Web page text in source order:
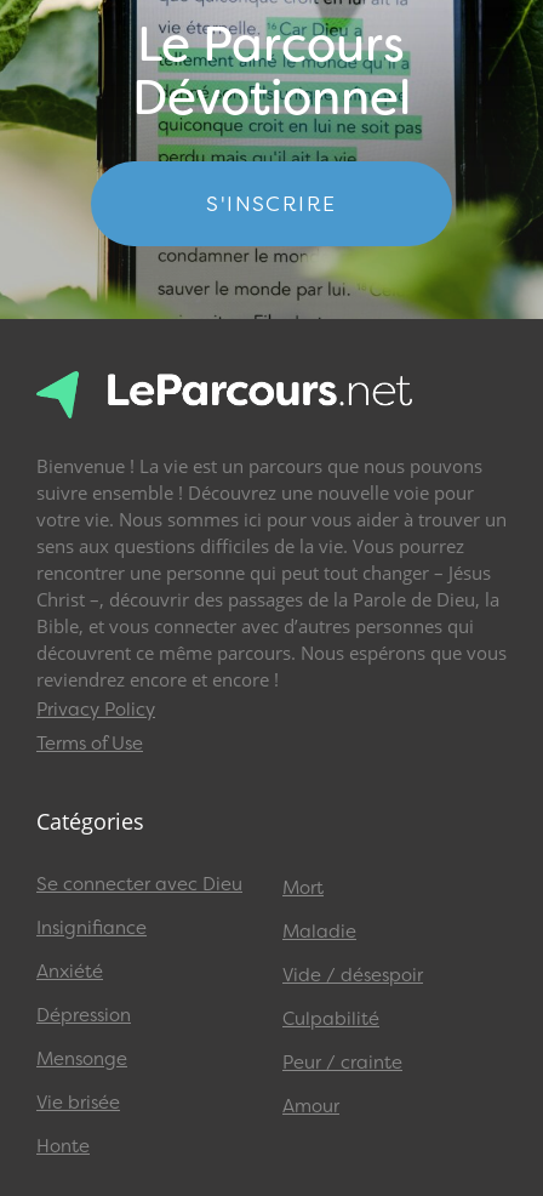
Le Parcours
Dévotionnel
S'INSCRIRE
Bienvenue ! La vie est un parcours que nous pouvons
suivre ensemble ! Découvrez une nouvelle voie pour
votre vie. Nous sommes ici pour vous aider à trouver un
sens aux questions difficiles de la vie. Vous pourrez
rencontrer une personne qui peut tout changer – Jésus
Christ –, découvrir des passages de la Parole de Dieu, la
Bible, et vous connecter avec d’autres personnes qui
découvrent ce même parcours. Nous espérons que vous
reviendrez encore et encore !
Privacy Policy
Terms of Use
Catégories
Se connecter avec Dieu
Insignifiance
Anxiété
Dépression
Mensonge
Vie brisée
Honte
Mort
Maladie
Vide / désespoir
Culpabilité
Peur / crainte
Amour